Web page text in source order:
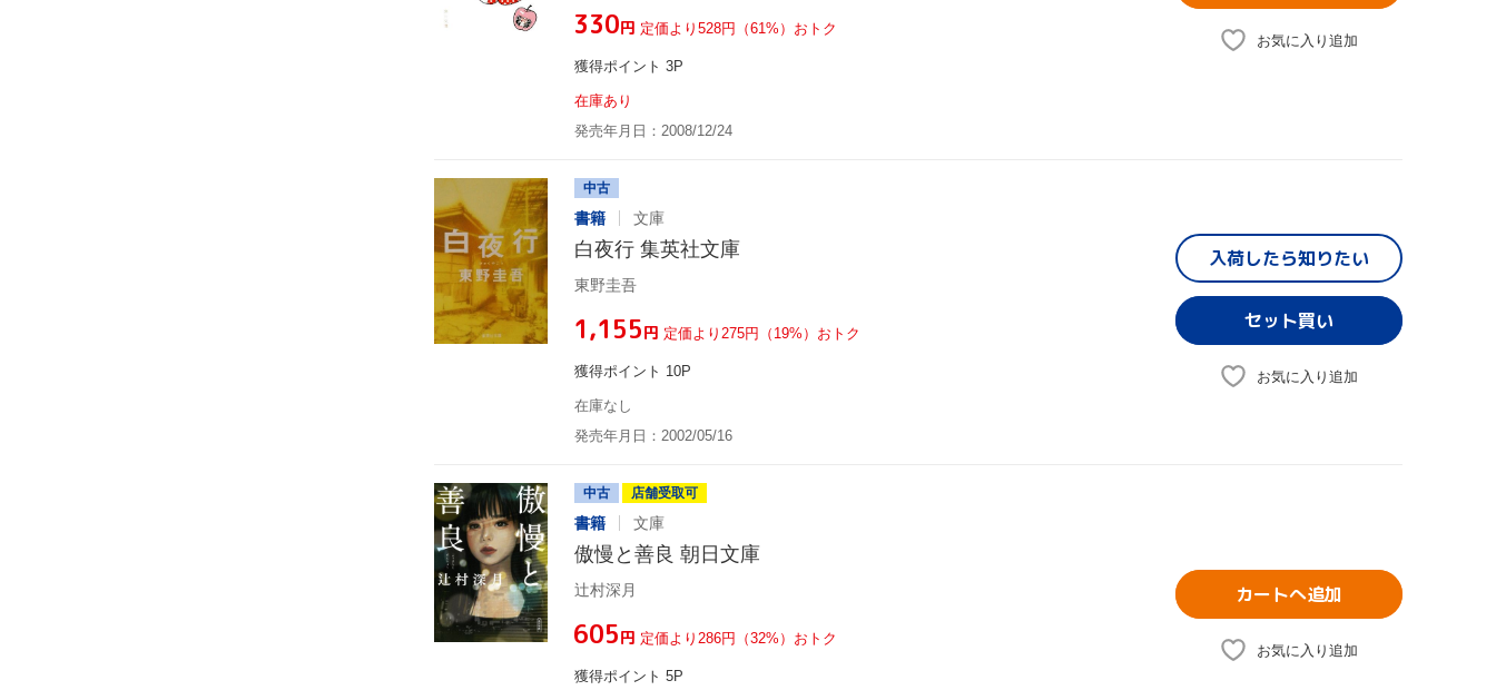
¥330円 定価より528円（61%）おトク
獲得ポイント 3P
在庫あり
発売年月日：2008/12/24
お気に入り追加
中古
書籍 文庫
白夜行 集英社文庫
東野圭吾
¥1,155円 定価より275円（19%）おトク
獲得ポイント 10P
在庫なし
発売年月日：2002/05/16
入荷したら知りたい
お気に入り追加
中古 店舗受取可
書籍 文庫
傲慢と善良 朝日文庫
辻村深月
¥605円 定価より286円（32%）おトク
獲得ポイント 5P
カートへ追加
お気に入り追加